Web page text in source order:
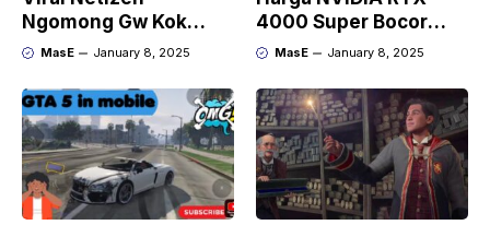
Ngomong Gw Kok
Benci Sama Perokok
MasE January 8, 2025
4000 Super Bocor
Analisis dan
MasE January 8, 2025